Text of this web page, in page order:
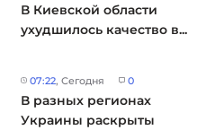
В Киевской области
ухудшилось качество в...
07:22, Сегодня 0
В разных регионах
Украины раскрыты